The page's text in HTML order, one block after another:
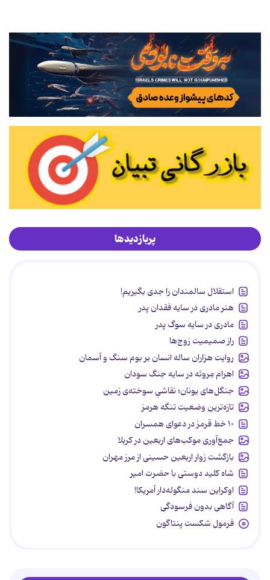
پربازدیدها
استقلال سالمندان را جدی بگیریم!
هنر مادری در سایه‌ فقدان پدر
مادری در سایه سوگ پدر
راز صمیمیت زوج‌ها
روایت هزاران ساله انسان بر بوم سنگ و آسمان
اهرام مِروئه در سایه جنگ سودان
جنگل‌های یونان؛ نقاشیِ سوخته‌ی زمین
تازه‌ترین وضعیت تنگه هرمز
۱۰ خط قرمز در دعوای همسران
جمع‌آوری موکب‌های اربعین در کربلا
بازگشت زوار اربعین حسینی از مرز مهران
شاه کلید دوستی با حضرت امیر
اوکراین سند منگوله‌دار آمریکا!
آگاهی بدون فرسودگی
فرمول شکست پنتاگون